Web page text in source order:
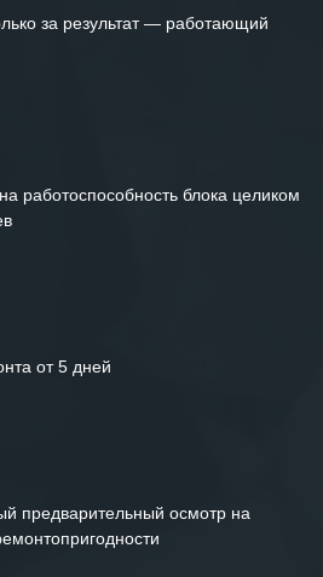
за результат — работающий
работоспособность блока целиком
от 5 дней
предварительный осмотр на